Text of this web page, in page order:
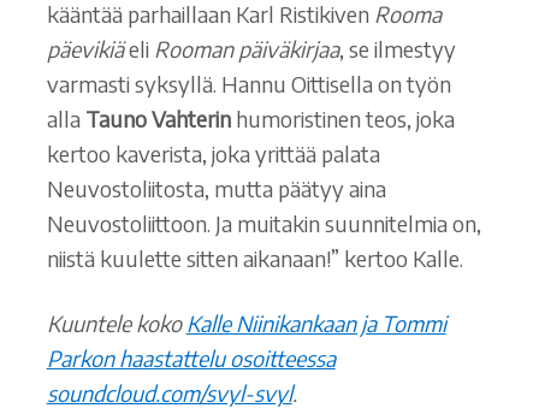
kääntää parhaillaan Karl Ristikiven Rooma
päevikiäeli Rooman päiväkirjaa, se ilmestyy
varmasti syksyllä. Hannu Oittisella on työn
alla Tauno Vahterin humoristinen teos, joka
kertoo kaverista, joka yrittää palata
Neuvostoliitosta, mutta päätyy aina
Neuvostoliittoon. Ja muitakin suunnitelmia on,
niistä kuulette sitten aikanaan!” kertoo Kalle.
Kuuntele kokoKalle Niinikankaan ja Tommi
Parkon haastattelu osoitteessa
soundcloud.com/svyl-svyl.